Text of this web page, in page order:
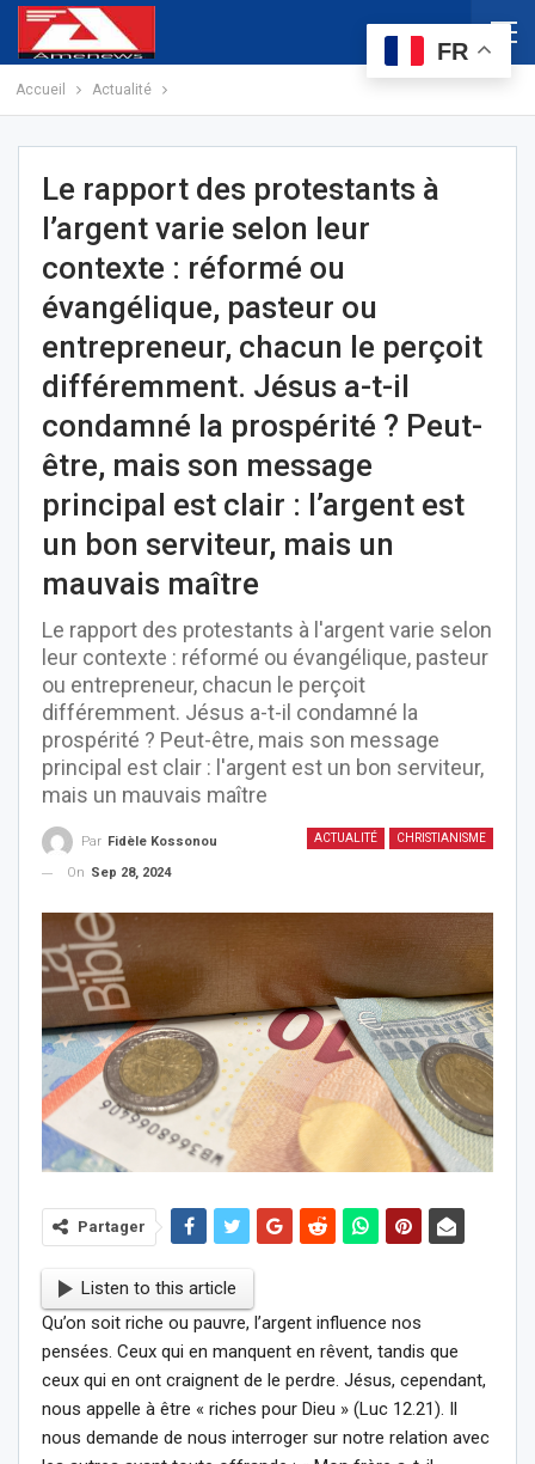
Accueil Actualité
Le rapport des protestants à
l’argent varie selon leur
contexte : réformé ou
évangélique, pasteur ou
entrepreneur, chacun le perçoit
différemment. Jésus a-t-il
condamné la prospérité ? Peut-
être, mais son message
principal est clair : l’argent est
un bon serviteur, mais un
mauvais maître
Le rapport des protestants à l'argent varie selon
leur contexte : réformé ou évangélique, pasteur
ou entrepreneur, chacun le perçoit
différemment. Jésus a-t-il condamné la
prospérité ? Peut-être, mais son message
principal est clair : l'argent est un bon serviteur,
mais un mauvais maître
ACTUALITÉ CHRISTIANISME
Par Fidèle Kossonou
On Sep 28, 2024
Partager
Listen to this article
Qu’on soit riche ou pauvre, l’argent influence nos
pensées. Ceux qui en manquent en rêvent, tandis que
ceux qui en ont craignent de le perdre. Jésus, cependant,
nous appelle à être « riches pour Dieu » (Luc 12.21). Il
nous demande de nous interroger sur notre relation avec
FR